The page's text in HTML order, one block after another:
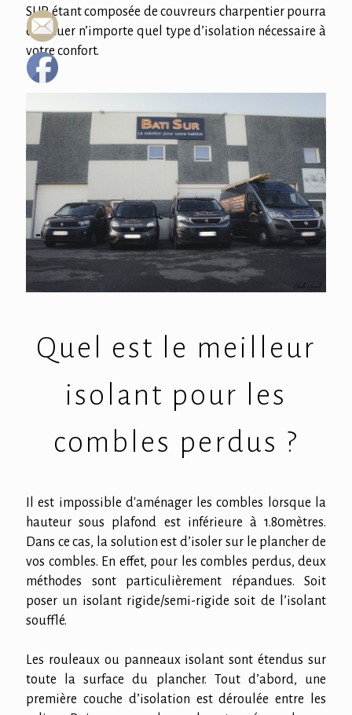
SUR étant composée de couvreurs charpentier pourra
effectuer n’importe quel type d’isolation nécessaire à
votre confort.
Quel est le meilleur
isolant pour les
combles perdus ?
Il est impossible d'aménager les combles lorsque la
hauteur sous plafond est inférieure à 1.80mètres.
Dans ce cas, la solution est d’isoler sur le plancher de
vos combles. En effet, pour les combles perdus, deux
méthodes sont particulièrement répandues. Soit
poser un isolant rigide/semi-rigide soit de l’isolant
soufflé.
Les rouleaux ou panneaux isolant sont étendus sur
toute la surface du plancher. Tout d’abord, une
première couche d’isolation est déroulée entre les